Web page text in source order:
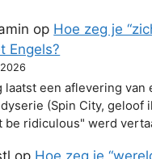
op Hoe zeg je
Engels?
laatst een aflevering van
(Spin City, geloof
be ridiculous" werd
op Hoe zeg je